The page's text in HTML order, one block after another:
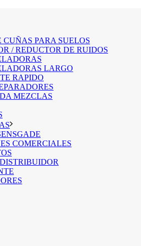
CUÑAS PARA SUELOS
/ REDUCTOR DE RUIDOS
LARGO
RAPIDO
MEZCLAS
COMERCIALES